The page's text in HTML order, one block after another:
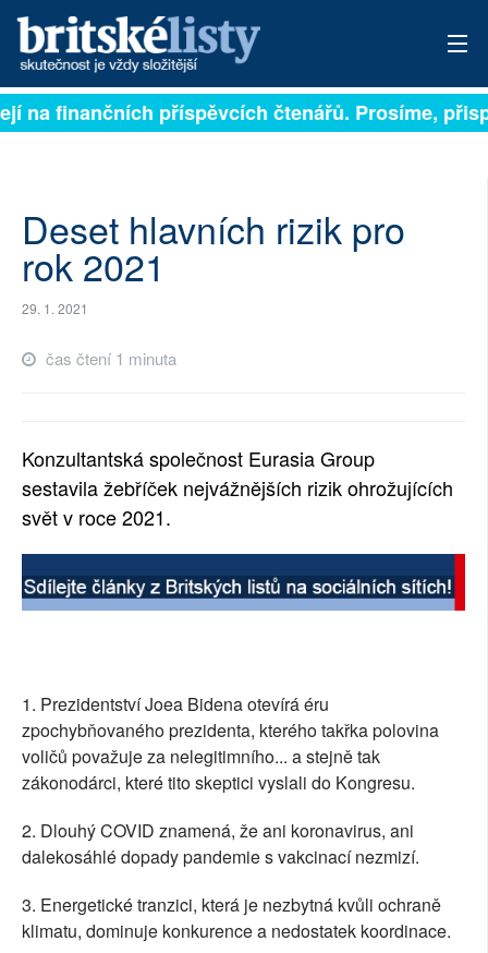
PŘIHLÁSIT
ARCHIV
ROZHOVORY
TÉMATA
NEJČTENĚJŠÍ ZA 7 DNÍ
PŘÍSPĚVKY NA PROVOZ
SOCIÁLNÍ SÍTĚ
PLNÁ VERZE STRÁNEK
na finančních příspěvcích čtenářů. Prosíme,
Deset hlavních rizik pro
rok 2021
29. 1. 2021
čas čtení 1 minuta
Konzultantská společnost Eurasia Group
sestavila žebříček nejvážnějších rizik ohrožujících
svět v roce 2021.
1. Prezidentství Joea Bidena otevírá éru
zpochybňovaného prezidenta, kterého takřka polovina
voličů považuje za nelegitimního... a stejně tak
zákonodárci, které tito skeptici vyslali do Kongresu.
2. Dlouhý COVID znamená, že ani koronavirus, ani
dalekosáhlé dopady pandemie s vakcinací nezmizí.
3. Energetické tranzici, která je nezbytná kvůli ochraně
klimatu, dominuje konkurence a nedostatek koordinace.